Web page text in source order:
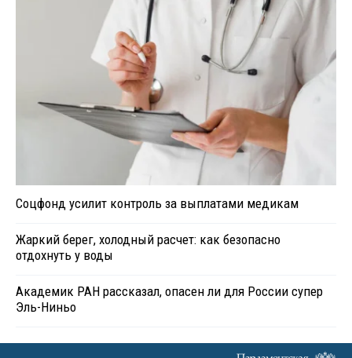
Соцфонд усилит контроль за выплатами медикам
Жаркий берег, холодный расчет: как безопасно
отдохнуть у воды
Академик РАН рассказал, опасен ли для России супер
Эль-Ниньо